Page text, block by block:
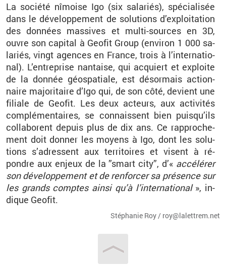
La so­ciété nî­moise Igo (six sa­la­riés), spé­cia­li­sée
dans le dé­ve­lop­pe­ment de so­lu­tions d’ex­ploi­ta­tion
des don­nées mas­sives et multi-sources en 3D,
ouvre son ca­pi­tal à Geo­fit Group (en­vi­ron 1 000 sa­
la­riés, vingt agences en France, trois à l’in­ter­na­tio­
nal). L’en­tre­prise nan­taise, qui ac­quiert et ex­ploite
de la don­née géo­spa­tiale, est dé­sor­mais ac­tion­
naire ma­jo­ri­taire d’Igo qui, de son côté, de­vient une
fi­liale de Geo­fit. Les deux ac­teurs, aux ac­ti­vi­tés
com­plé­men­taires, se connaissent bien puis­qu’ils
col­la­borent de­puis plus de dix ans. Ce rap­pro­che­
ment doit don­ner les moyens à Igo, dont les so­lu­
tions s’adressent aux ter­ri­toires et visent à ré­
pondre aux en­jeux de la ”smart city”, d’« ac­cé­lé­rer
son dé­ve­lop­pe­ment et de ren­for­cer sa pré­sence sur
les grands comptes ainsi qu’à l’in­ter­na­tio­nal », in­
dique Geo­fit.
Sté­pha­nie Roy / roy@​la­let­trem.​net